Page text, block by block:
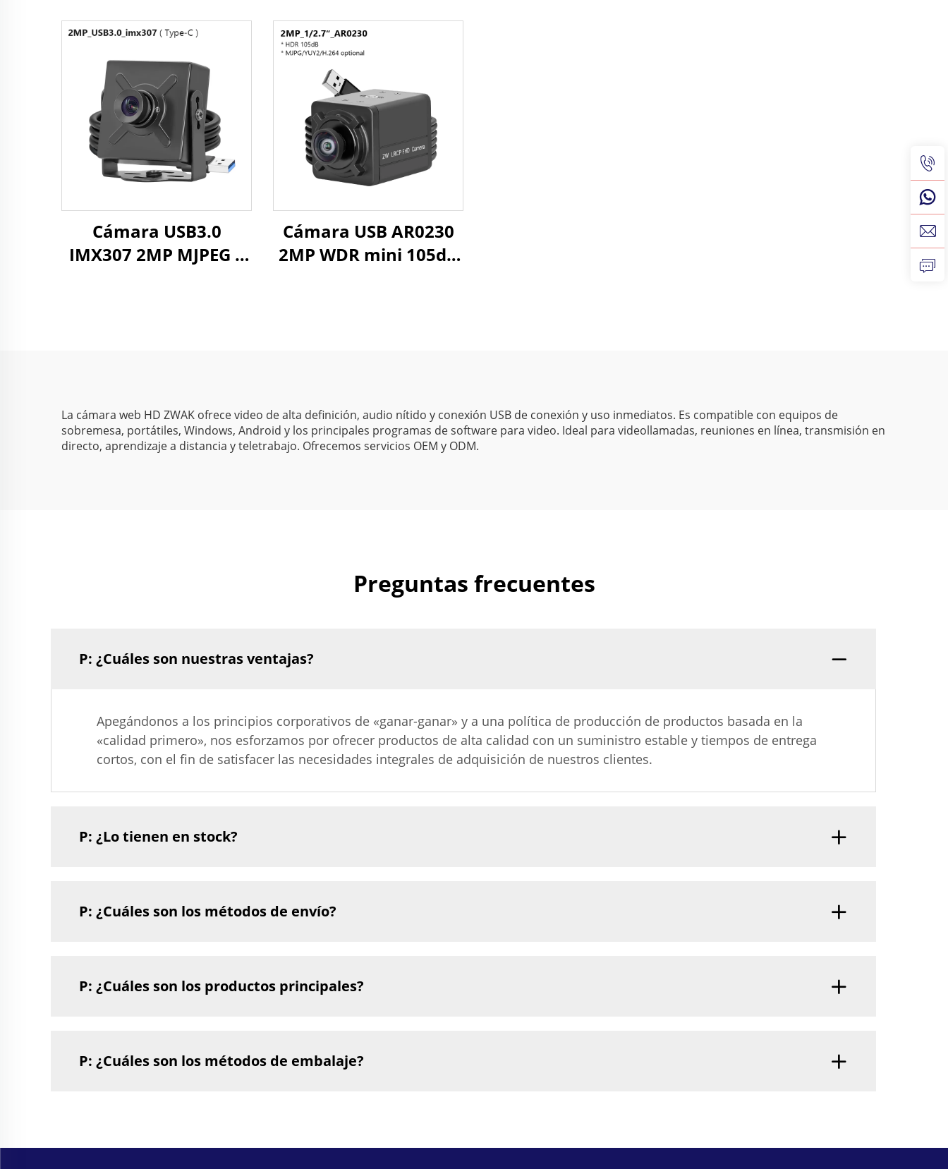
1080P, WDR, mini
cámara web para
reconocimiento facial
y control industrial
color, 1080 a 90 fps,
720 a 120 fps, módulo
de cámara mini UVC
Cámara USB3.0
IMX307 2MP MJPEG y
Cámara USB AR0230
2MP WDR mini 105dB
La cámara web HD ZWAK ofrece video de alta definición, audio nítido y conexión USB de conexión y uso inmediatos. Es compatible con equipos de
sobremesa, portátiles, Windows, Android y los principales programas de software para video. Ideal para videollamadas, reuniones en línea, transmisión en
directo, aprendizaje a distancia y teletrabajo. Ofrecemos servicios OEM y ODM.
Preguntas frecuentes
P: ¿Cuáles son nuestras ventajas?
Apegándonos a los principios corporativos de «ganar-ganar» y a una política de producción de productos basada en la
«calidad primero», nos esforzamos por ofrecer productos de alta calidad con un suministro estable y tiempos de entrega
cortos, con el fin de satisfacer las necesidades integrales de adquisición de nuestros clientes.
P: ¿Lo tienen en stock?
P: ¿Cuáles son los métodos de envío?
P: ¿Cuáles son los productos principales?
P: ¿Cuáles son los métodos de embalaje?